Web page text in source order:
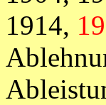
1914,